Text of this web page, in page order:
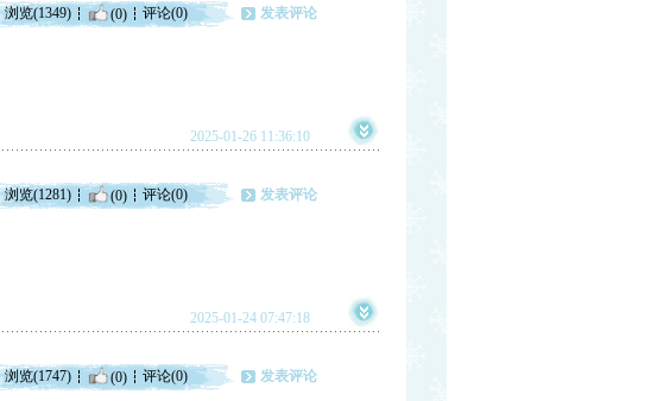
浏览(1349) (0) 评论(0) 发表评论
2025-01-26 11:36:10
浏览(1281) (0) 评论(0) 发表评论
2025-01-24 07:47:18
浏览(1747) (0) 评论(0) 发表评论